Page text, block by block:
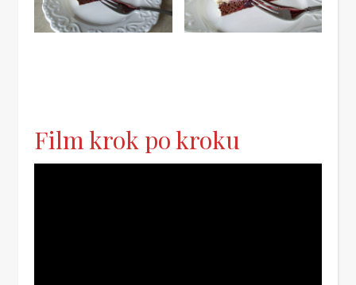
Film krok po kroku